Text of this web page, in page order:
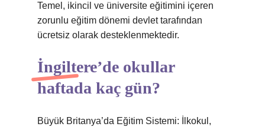
Temel, ikincil ve üniversite eğitimini içeren
zorunlu eğitim dönemi devlet tarafından
ücretsiz olarak desteklenmektedir.
İngiltere’de okullar
haftada kaç gün?
Büyük Britanya’da Eğitim Sistemi: İlkokul,